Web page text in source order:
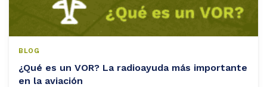
BLOG
¿Qué es un VOR? La radioayuda más importante
en la aviación